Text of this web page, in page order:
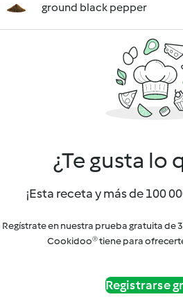
ground black pepper
¿Te gusta lo
¡Esta receta y más de 100
Regístrate en nuestra prueba gratuita de
Cookidoo® tiene para
Registrarse